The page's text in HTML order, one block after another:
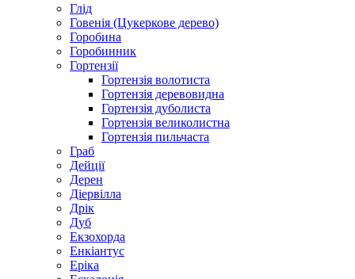
Глід
Говенія (Цукеркове дерево)
Горобина
Горобинник
Гортензії
Гортензія волотиста
Гортензія деревовидна
Гортензія дуболиста
Гортензія великолистна
Гортензія пильчаста
Граб
Дейції
Дерен
Діервілла
Дрік
Дуб
Екзохорда
Енкіантус
Еріка